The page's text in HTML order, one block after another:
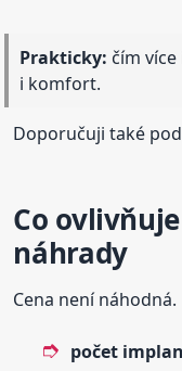
Prakticky: čím
i komfort.
Doporučuji také
Co
náhrady
Cena není náhodná.
počet